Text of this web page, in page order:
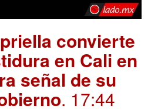
convierte
en Cali en
señal de su
. 17:44